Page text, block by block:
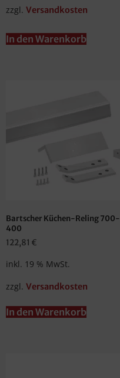
zzgl. Versandkosten
In den Warenkorb
Bartscher Küchen-Reling 700-
400
122,81 €
inkl. 19 % MwSt.
zzgl. Versandkosten
In den Warenkorb